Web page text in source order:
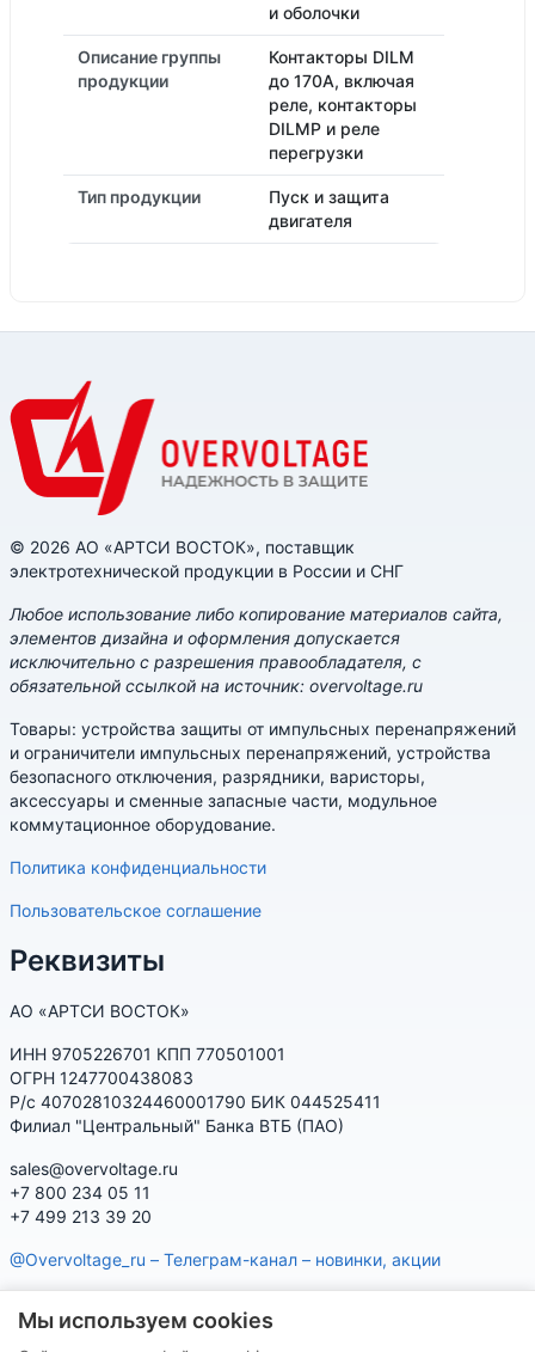
и оболочки
Описание группы
продукции
Контакторы DILM
до 170A, включая
реле, контакторы
DILMP и реле
перегрузки
Тип продукции
Пуск и защита
двигателя
© 2026 АО «АРТСИ ВОСТОК», поставщик
электротехнической продукции в России и СНГ
Любое использование либо копирование материалов сайта,
элементов дизайна и оформления допускается
исключительно с разрешения правообладателя, с
обязательной ссылкой на источник: overvoltage.ru
Товары: устройства защиты от импульсных перенапряжений
и ограничители импульсных перенапряжений, устройства
безопасного отключения, разрядники, варисторы,
аксессуары и сменные запасные части, модульное
коммутационное оборудование.
Политика конфиденциальности
Пользовательское соглашение
Реквизиты
АО «АРТСИ ВОСТОК»
ИНН 9705226701 КПП 770501001
ОГРН 1247700438083
Р/с 40702810324460001790 БИК 044525411
Филиал "Центральный" Банка ВТБ (ПАО)
sales@overvoltage.ru
+7 800 234 05 11
+7 499 213 39 20
@Overvoltage_ru – Телеграм-канал – новинки, акции
характеристики, наличие, подбор
Мы используем cookies